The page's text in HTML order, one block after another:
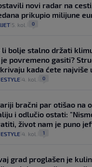
novi radar na
prikupio milijune
5. kol. 0
li bolje stalno držati
povremeno gasiti?
kada ćete najviše
4. kol. 0
bračni par otišao na
i odlučio ostati:
život nam je puno
4. kol. 1
grad proglašen je